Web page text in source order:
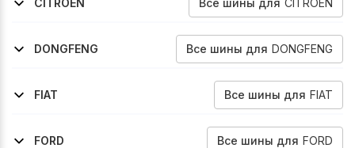
CITROEN
2009-2016
DONGFENG
Все шины для DONGFENG
2014-2017
FIAT
Все шины для FIAT
2001-2005
2004-2010
2007-2016
1996-2002
1999-2004
2004-2010
FORD
Все шины для FORD